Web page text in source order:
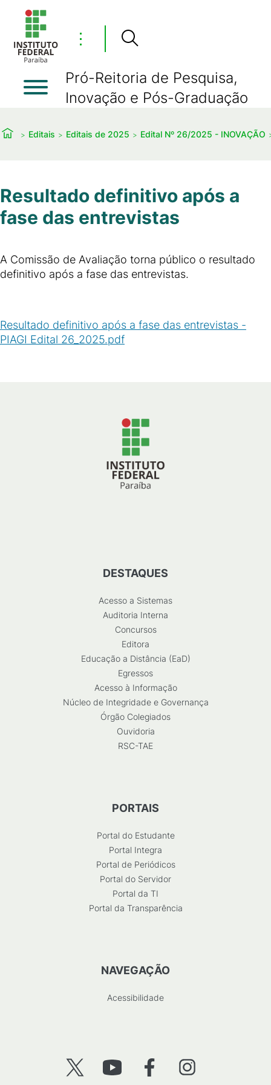
⋮
Pró-Reitoria de Pesquisa,
Inovação e Pós-Graduação
Editais Editais de 2025 Edital Nº 26/2025 - INOVAÇÃO
Resultado definitivo após a
fase das entrevistas
A Comissão de Avaliação torna público o resultado
definitivo após a fase das entrevistas.
Resultado definitivo após a fase das entrevistas -
PIAGI Edital 26_2025.pdf
DESTAQUES
Acesso a Sistemas
Auditoria Interna
Concursos
Editora
Educação a Distância (EaD)
Egressos
Acesso à Informação
Núcleo de Integridade e Governança
Órgão Colegiados
Ouvidoria
RSC-TAE
PORTAIS
Portal do Estudante
Portal Integra
Portal de Periódicos
Portal do Servidor
Portal da TI
Portal da Transparência
NAVEGAÇÃO
Acessibilidade